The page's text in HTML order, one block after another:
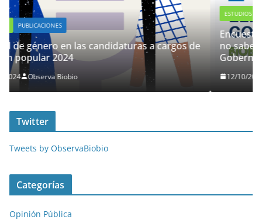
cargos de
ESTUDIOS PUBLICACIONES
Encuesta Observa Biobío: Un 29% de las
no sabe por quién votar en las elecciones
Gobernador Regional
12/10/2024 Observa Biobio
Twitter
Tweets by ObservaBiobio
Categorías
Opinión Pública